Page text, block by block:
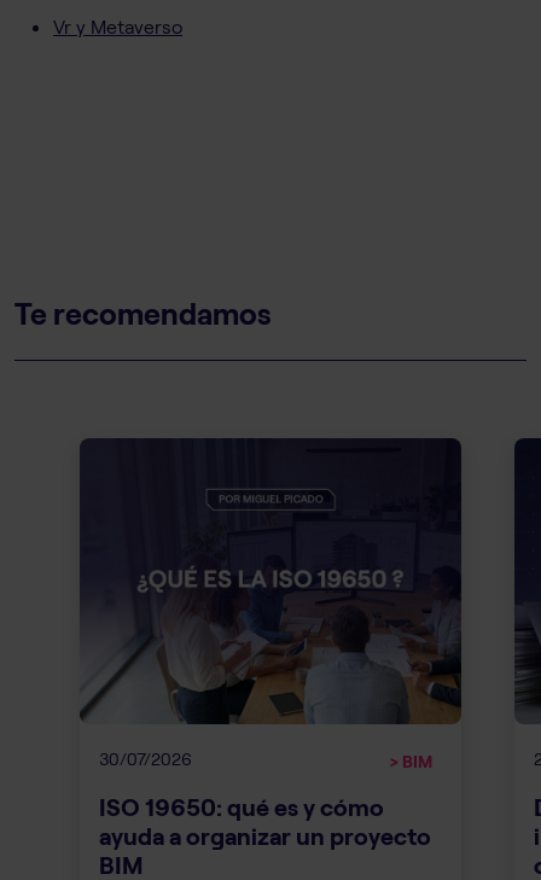
Vr y Metaverso
Te recomendamos
30/07/2026 > BIM
ISO 19650: qué es y cómo
ayuda a organizar un proyecto
BIM